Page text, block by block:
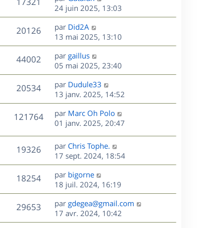
e
s
a
g
e
m
e
s
s
a
g
e
i
e
r
m
e
s
s
a
g
e
u
e
s
e
r
n
i
e
r
m
e
s
s
a
g
e
24 juin 2025, 13:03
20126V
u
e
D
e
r
n
i
e
r
m
e
s
s
a
g
e
par Did2A
13 mai 2025, 13:10
44002V
u
s
D
e
r
n
i
e
r
m
e
s
s
a
g
e
par gaillus
05 mai 2025, 23:40
20534V
u
e
D
e
r
n
i
r
m
e
s
s
a
g
e
par Dudule33
13 janv. 2025, 14:52
121764V
u
D
e
i
e
r
m
e
s
s
a
par Marc Oh Polo
01 janv. 2025, 20:47
19326V
u
s
D
e
r
n
i
e
r
m
e
par Chris Tophe.
17 sept. 2024, 18:54
18254V
u
e
D
e
r
n
i
e
par bigorne
18 juil. 2024, 16:19
29653V
u
D
e
r
par gdegea@gmail.com
17 avr. 2024, 10:42